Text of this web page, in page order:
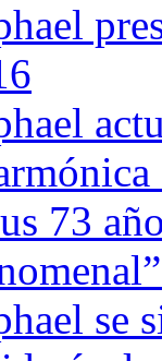
73
se